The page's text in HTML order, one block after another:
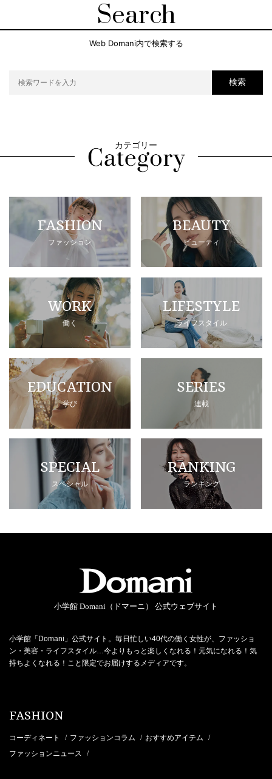
Search
Web Domani内で検索する
検索
カテゴリー
FASHION
ファッション
BEAUTY
ビューティ
WORK
働く
LIFESTYLE
ライフスタイル
EDUCATION
学び
SERIES
連載
SPECIAL
スペシャル
RANKING
ランキング
小学館 Domani（ドマーニ） 公式ウェブサイト
小学館「Domani」公式サイト。毎日忙しい40代の働く女性が、ファッショ
ン・美容・ライフスタイル…今よりもっと楽しくなれる！元気になれる！気
持ちよくなれる！こと限定でお届けするメディアです。
FASHION
コーディネート / ファッションコラム / おすすめアイテム /
ファッションニュース /